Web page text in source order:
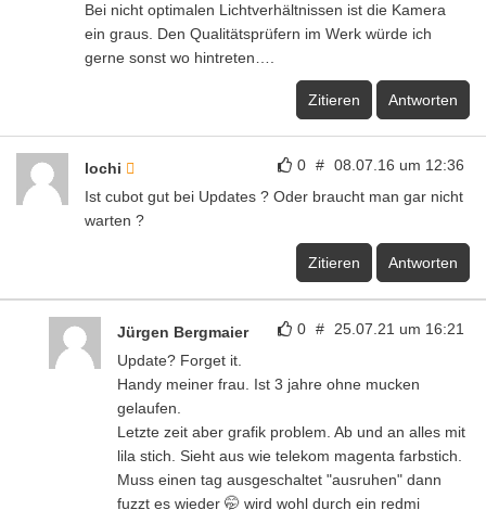
Bei nicht optimalen Lichtverhältnissen ist die Kamera
ein graus. Den Qualitätsprüfern im Werk würde ich
gerne sonst wo hintreten….
Zitieren Antworten
0 # 08.07.16 um 12:36
lochi
Ist cubot gut bei Updates ? Oder braucht man gar nicht
warten ?
Zitieren Antworten
0 # 25.07.21 um 16:21
Jürgen Bergmaier
Update? Forget it.
Handy meiner frau. Ist 3 jahre ohne mucken
gelaufen.
Letzte zeit aber grafik problem. Ab und an alles mit
lila stich. Sieht aus wie telekom magenta farbstich.
Muss einen tag ausgeschaltet "ausruhen" dann
fuzzt es wieder 🤭 wird wohl durch ein redmi